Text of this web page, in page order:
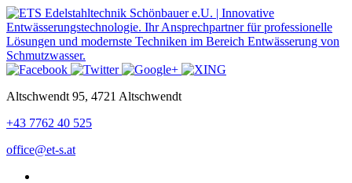
Altschwendt 95, 4721 Altschwendt
+43 7762 40 525
office@et-s.at